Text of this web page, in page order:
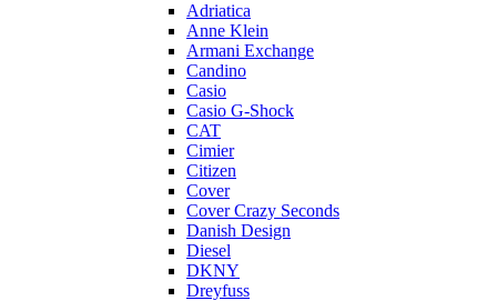
Adriatica
Anne Klein
Armani Exchange
Candino
Casio
Casio G-Shock
CAT
Cimier
Citizen
Cover
Cover Crazy Seconds
Danish Design
Diesel
DKNY
Dreyfuss